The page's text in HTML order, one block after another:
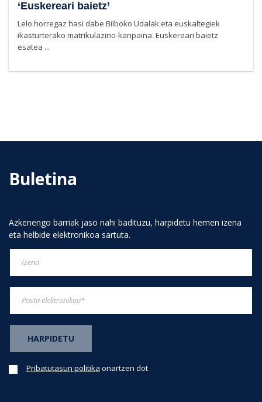
‘Euskereari baietz’
Lelo horregaz hasi dabe Bilboko Udalak eta euskaltegiek
ikasturterako matrikulazino-kanpaina. Euskereari baietz
esatea ...
Buletina
Azkenengo barriak jaso nahi badituzu, harpidetu hemen izena
eta helbide elektronikoa sartuta.
Pribatutasun politika onartzen dot